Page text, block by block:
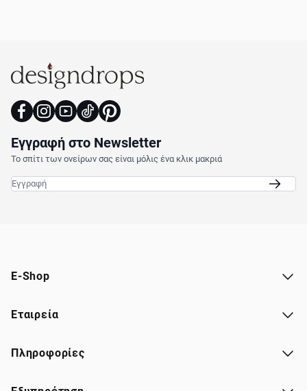
Εγγραφή στο Newsletter
Το σπίτι των ονείρων σας είναι μόλις ένα κλικ μακριά
E-Shop
Εταιρεία
Πληροφορίες